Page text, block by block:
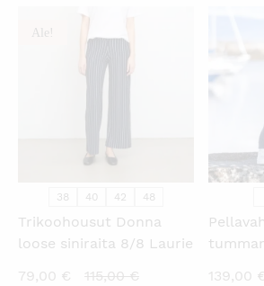
Ale!
38 40 42 48
Trikoohousut Donna
loose siniraita 8/8 Laurie
79,00 €
Nykyinen
115,00€Alkuperäinen139,00